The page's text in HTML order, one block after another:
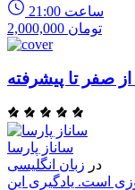
21:00 ساعت
2,000,000 تومان
صفر تا پیشرفته
ساناز پارسا
در زبان انگلیسی
است. یادگیری این